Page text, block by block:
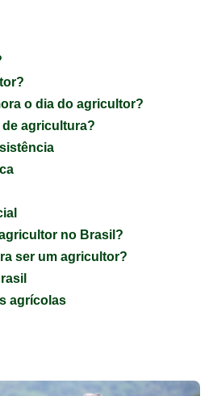
o dia do agricultor?
agricultura?
no Brasil?
ser um agricultor?
agrícolas